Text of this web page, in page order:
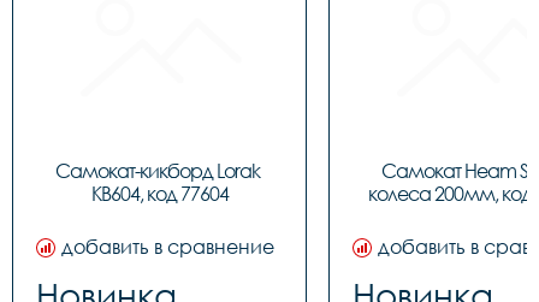
Самокат-кикборд Lorak
KB604, код 77604
добавить в сравнение
Самокат Heam
колеса 200мм, код
добавить в